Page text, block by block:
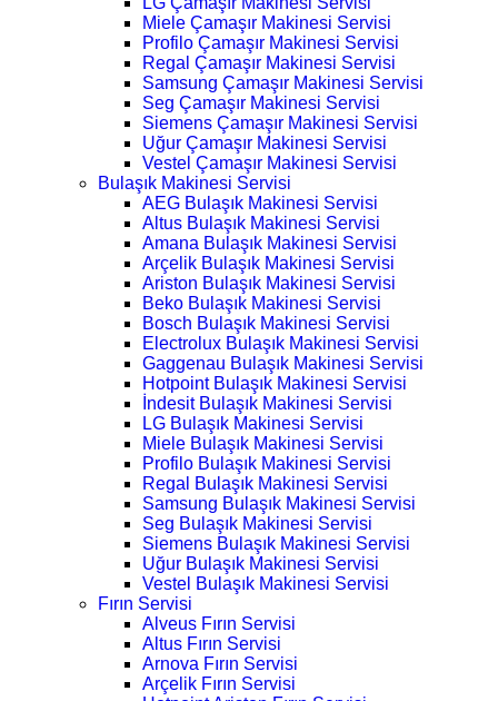
Miele Çamaşır Makinesi Servisi
Profilo Çamaşır Makinesi Servisi
Regal Çamaşır Makinesi Servisi
Samsung Çamaşır Makinesi Servisi
Seg Çamaşır Makinesi Servisi
Siemens Çamaşır Makinesi Servisi
Uğur Çamaşır Makinesi Servisi
Vestel Çamaşır Makinesi Servisi
Bulaşık Makinesi Servisi
AEG Bulaşık Makinesi Servisi
Altus Bulaşık Makinesi Servisi
Amana Bulaşık Makinesi Servisi
Arçelik Bulaşık Makinesi Servisi
Ariston Bulaşık Makinesi Servisi
Beko Bulaşık Makinesi Servisi
Bosch Bulaşık Makinesi Servisi
Electrolux Bulaşık Makinesi Servisi
Gaggenau Bulaşık Makinesi Servisi
Hotpoint Bulaşık Makinesi Servisi
İndesit Bulaşık Makinesi Servisi
LG Bulaşık Makinesi Servisi
Miele Bulaşık Makinesi Servisi
Profilo Bulaşık Makinesi Servisi
Regal Bulaşık Makinesi Servisi
Samsung Bulaşık Makinesi Servisi
Seg Bulaşık Makinesi Servisi
Siemens Bulaşık Makinesi Servisi
Uğur Bulaşık Makinesi Servisi
Vestel Bulaşık Makinesi Servisi
Fırın Servisi
Alveus Fırın Servisi
Altus Fırın Servisi
Arnova Fırın Servisi
Arçelik Fırın Servisi